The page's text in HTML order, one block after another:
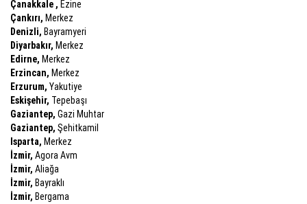
Çanakkale , Ezine
Çankırı, Merkez
Denizli, Bayramyeri
Diyarbakır, Merkez
Edirne, Merkez
Erzincan, Merkez
Erzurum, Yakutiye
Eskişehir, Tepebaşı
Gaziantep, Gazi Muhtar
Gaziantep, Şehitkamil
Isparta, Merkez
İzmir, Agora Avm
İzmir, Aliağa
İzmir, Bayraklı
İzmir, Bergama